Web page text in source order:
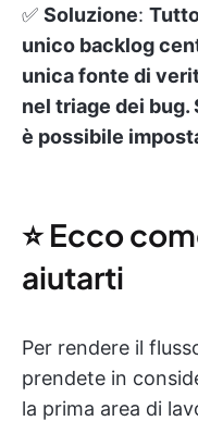
✅ Soluzione:
unico backlog
unica fonte di
nel triage dei bug.
è possibile
⭐️ Ecco
aiutarti
Per rendere il
prendete in
la prima area di